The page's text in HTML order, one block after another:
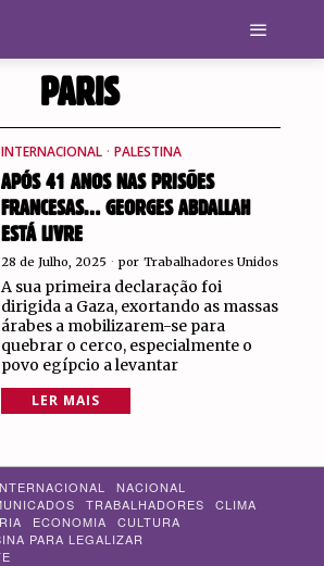
PARIS
INTERNACIONAL · PALESTINA
APÓS 41 ANOS NAS PRISÕES
FRANCESAS… GEORGES ABDALLAH
ESTÁ LIVRE
28 de Julho, 2025 por Trabalhadores Unidos
A sua primeira declaração foi
dirigida a Gaza, exortando as massas
árabes a mobilizarem-se para
quebrar o cerco, especialmente o
povo egípcio a levantar
LER MAIS
NACIONAL
TRABALHADORES
CLIMA
ECONOMIA
CULTURA
PARA LEGALIZAR